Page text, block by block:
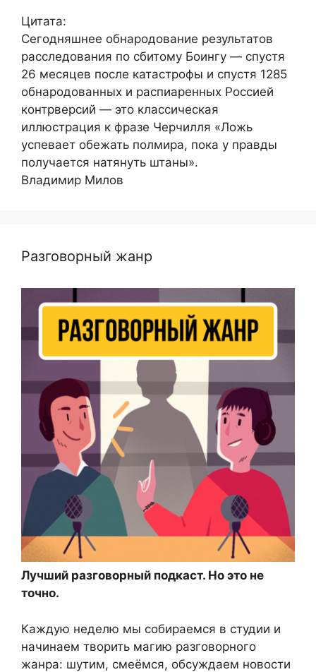
Цитата:
Сегодняшнее обнародование результатов
расследования по сбитому Боингу — спустя
26 месяцев после катастрофы и спустя 1285
обнародованных и распиаренных Россией
контрверсий — это классическая
иллюстрация к фразе Черчилля «Ложь
успевает обежать полмира, пока у правды
получается натянуть штаны».
Владимир Милов
Разговорный жанр
Лучший разговорный подкаст. Но это не
точно.
Каждую неделю мы собираемся в студии и
начинаем творить магию разговорного
жанра: шутим, смеёмся, обсуждаем новости